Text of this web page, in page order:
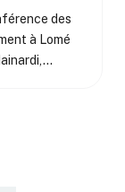
des
à Lomé